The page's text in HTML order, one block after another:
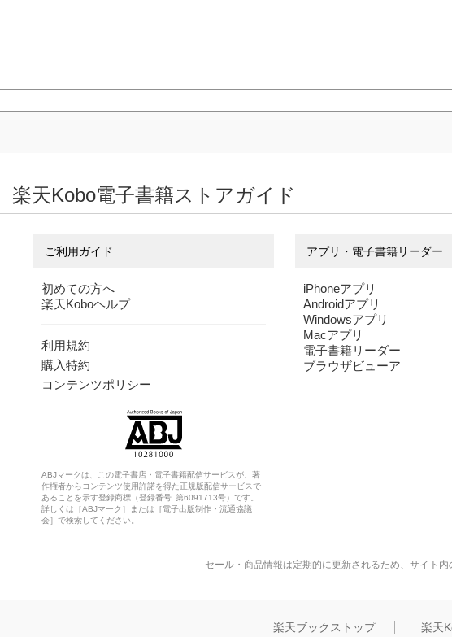
楽天Kobo電子書籍ストアガイド
ご利用ガイド
初めての方へ
楽天Koboヘルプ
利用規約
購入特約
コンテンツポリシー
ABJマークは、この電子書店・電子書籍配信サービスが、著
作権者からコンテンツ使用許諾を得た正規版配信サービスで
あることを示す登録商標（登録番号 第6091713号）です。
詳しくは［ABJマーク］または［電子出版制作・流通協議
会］で検索してください。
アプリ・電子書籍リーダー
iPhoneアプリ
Androidアプリ
Windowsアプリ
Macアプリ
電子書籍リーダー
ブラウザビューア
セール・商品情報は定期的に更新されるため、サイト
楽天ブックストップ 楽天